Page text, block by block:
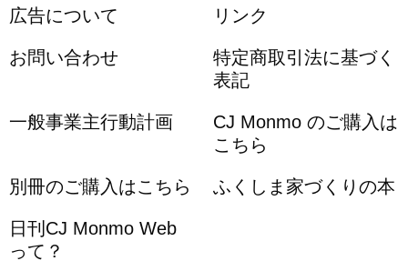
広告について リンク
お問い合わせ
特定商取引法に基づく
表記
一般事業主行動計画
CJ Monmo のご購入は
こちら
別冊のご購入はこちら ふくしま家づくりの本
日刊CJ Monmo Web
って？